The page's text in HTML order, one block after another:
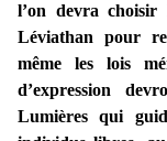
l’on devra
Léviathan pour
même les lois
d’expression
Lumières qui